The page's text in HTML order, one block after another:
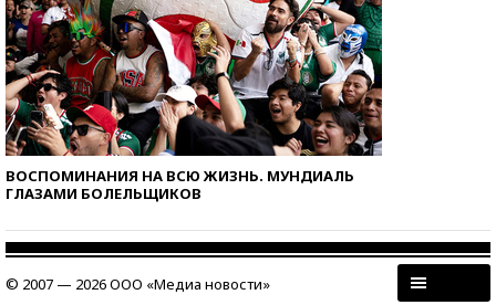
ВОСПОМИНАНИЯ НА ВСЮ ЖИЗНЬ. МУНДИАЛЬ
ГЛАЗАМИ БОЛЕЛЬЩИКОВ
© 2007 — 2026 ООО «Медиа новости»